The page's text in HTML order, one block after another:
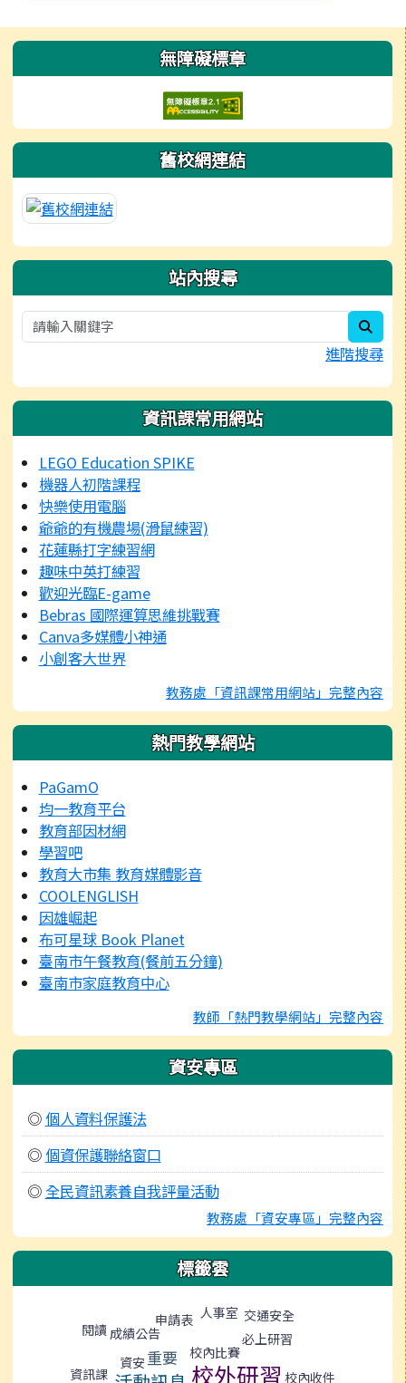
左邊區域內容 無障礙標章
舊校網連結
站內搜尋
進階搜尋
資訊課常用網站
LEGO Education SPIKE
機器人初階課程
快樂使用電腦
爺爺的有機農場(滑鼠練習)
花蓮縣打字練習網
趣味中英打練習
歡迎光臨E-game
Bebras 國際運算思維挑戰賽
Canva多媒體小神通
小創客大世界
教務處「資訊課常用網站」完整內容
熱門教學網站
PaGamO
均一教育平台
教育部因材網
學習吧
教育大市集 教育媒體影音
COOLENGLISH
因雄崛起
布可星球 Book Planet
臺南市午餐教育(餐前五分鐘)
臺南市家庭教育中心
教師「熱門教學網站」完整內容
資安專區
◎個人資料保護法
◎個資保護聯絡窗口
◎全民資訊素養自我評量活動
教務處「資安專區」完整內容
標籤雲
閱讀 成績公告
申請表 人事室 交通安全
重要 校內比賽
必上研習
資訊課
資安 校外研習 校內收件